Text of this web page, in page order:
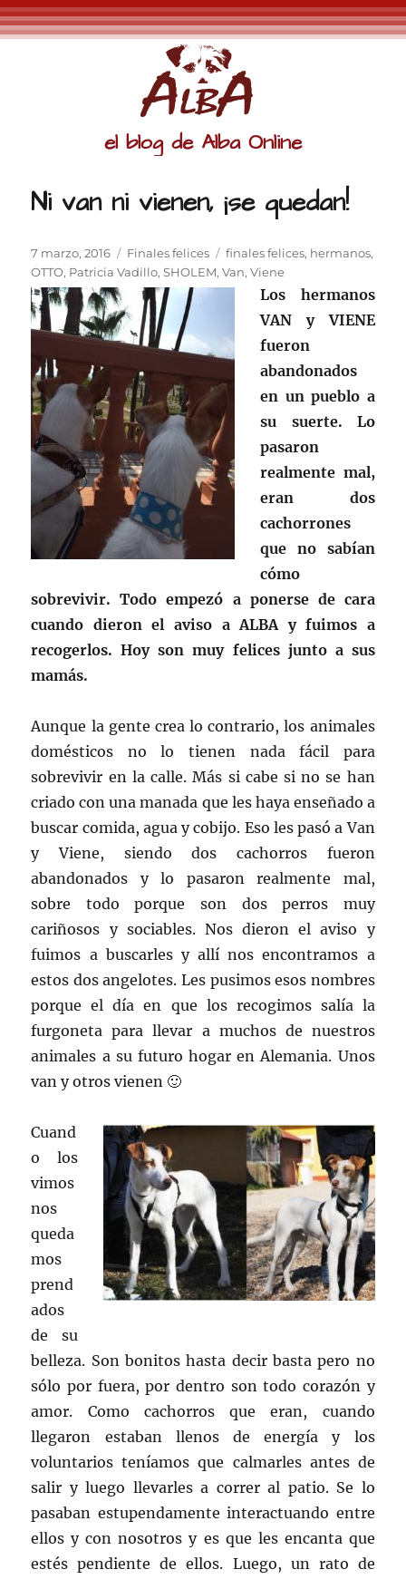
el blog de Alba Online
Ni van ni vienen, ¡se quedan!
Publicado
el
7 marzo, 2016 Categorías
Finales felices Etiquetas
finales felices, hermanos,
OTTO, Patricia Vadillo,SHOLEM,Van,Viene
Los hermanos
VAN y VIENE
fueron
abandonados
en un pueblo a
su suerte. Lo
pasaron
realmente mal,
eran dos
cachorrones
que no sabían
cómo
sobrevivir. Todo empezó a ponerse de cara
cuando dieron el aviso a ALBA y fuimos a
recogerlos. Hoy son muy felices junto a sus
mamás.
Aunque la gente crea lo contrario, los animales
domésticos no lo tienen nada fácil para
sobrevivir en la calle. Más si cabe si no se han
criado con una manada que les haya enseñado a
buscar comida, agua y cobijo. Eso les pasó a Van
y Viene, siendo dos cachorros fueron
abandonados y lo pasaron realmente mal,
sobre todo porque son dos perros muy
cariñosos y sociables. Nos dieron el aviso y
fuimos a buscarles y allí nos encontramos a
estos dos angelotes. Les pusimos esos nombres
porque el día en que los recogimos salía la
furgoneta para llevar a muchos de nuestros
animales a su futuro hogar en Alemania. Unos
van y otros vienen 🙂
Cuand
o los
vimos
nos
queda
mos
prend
ados
de su
belleza. Son bonitos hasta decir basta pero no
sólo por fuera, por dentro son todo corazón y
amor. Como cachorros que eran, cuando
llegaron estaban llenos de energía y los
voluntarios teníamos que calmarles antes de
salir y luego llevarles a correr al patio. Se lo
pasaban estupendamente interactuando entre
ellos y con nosotros y es que les encanta que
estés pendiente de ellos. Luego, un rato de